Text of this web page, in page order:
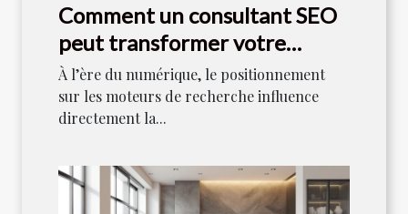
Comment un consultant SEO
peut transformer votre
stratégie numérique
À l’ère du numérique, le positionnement
sur les moteurs de recherche influence
directement la...